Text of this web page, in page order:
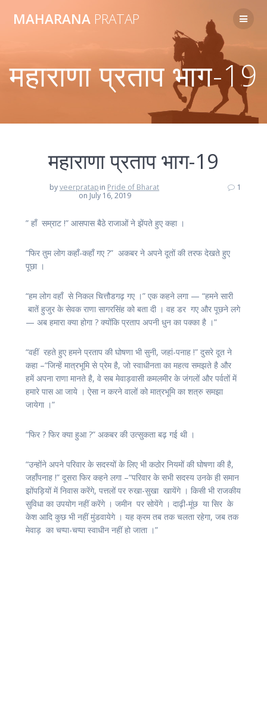
to
MAHARANA PRATAP
महाराणा प्रताप भाग-19
महाराणा प्रताप भाग-19
byveerpratapin Pride of Bharat
on July 16, 2019
1
” हाँ सम्राट !” आसपास बैठे राजाओं ने झेंपते हुए कहा ।
“फिर तुम लोग कहाँ-कहाँ गए ?” अकबर ने अपने दूतों की तरफ देखते हुए
पूछा ।
“हम लोग वहाँ से निकल चित्तौडगढ़ गए ।” एक कहने लगा — “हमने सारी
बातें हुजुर के सेवक राणा सागरसिंह को बता दी । वह डर गए और पूछने लगे
— अब हमारा क्या होगा ? क्योंकि प्रताप अपनी धुन का पक्का है ।”
“वहीं रहते हुए हमने प्रताप की घोषणा भी सुनी, जहां-पनाह !” दुसरे दूत ने
कहा –“जिन्हें मात्रभूमि से प्रेम है, जो स्वाधीनता का महत्व समझते है और
हमें अपना राणा मानते है, वे सब मेवाड़वासी कमलमीर के जंगलों और पर्वतों में
हमारे पास आ जाये । ऐसा न करने वालों को मात्रभूमि का शत्रु समझा
जायेगा ।”
“फिर ? फिर क्या हुआ ?” अकबर की उत्सुकता बढ़ गई थी ।
“उन्होंने अपने परिवार के सदस्यों के लिए भी कठोर नियमों की घोषणा की है,
जहाँपनाह !” दूसरा फिर कहने लगा –“परिवार के सभी सदस्य उनके ही समान
झोंपड़ियों में निवास करेंगे, पत्तलों पर रुखा-सुखा खायेंगे । किसी भी राजकीय
सुविधा का उपयोग नहीं करेंगे । जमीन पर सोयेंगे । दाढ़ी-मूंछ या सिर के
केश आदि कुछ भी नहीं मुंडवायेगे । यह क्रम तब तक चलता रहेगा, जब तक
मेवाड़ का चप्पा-चप्पा स्वाधीन नहीं हो जाता ।”